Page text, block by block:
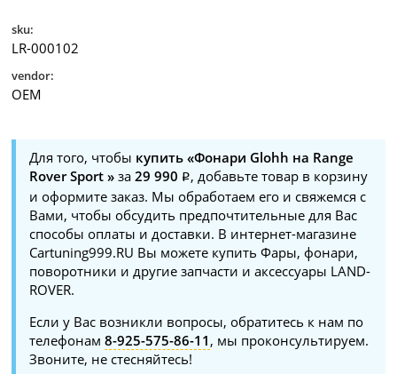
sku:
LR-000102
vendor:
OEM
Для того, чтобы купить «Фонари Glohh на Range
Rover Sport » за29 990
, добавьте товар в корзину
и оформите заказ. Мы обработаем его и свяжемся с
Вами, чтобы обсудить предпочтительные для Вас
способы оплаты и доставки. В интернет-магазине
Cartuning999.RU Вы можете купить Фары, фонари,
поворотники и другие запчасти и аксессуары LAND-
ROVER.
Если у Вас возникли вопросы, обратитесь к нам по
телефонам8-925-575-86-11 , мы проконсультируем.
Звоните, не стесняйтесь!